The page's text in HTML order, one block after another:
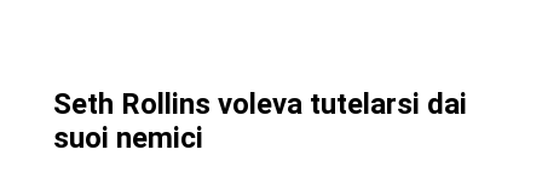
Seth Rollins voleva tutelarsi dai
suoi nemici